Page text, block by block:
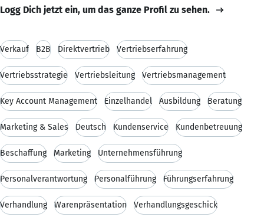
Logg Dich jetzt ein, um das ganze Profil zu sehen.
Verkauf B2B Direktvertrieb Vertriebserfahrung
Vertriebsstrategie Vertriebsleitung Vertriebsmanagement
Key Account Management Einzelhandel Ausbildung Beratung
Marketing & Sales Deutsch Kundenservice Kundenbetreuung
Beschaffung Marketing Unternehmensführung
Personalverantwortung Personalführung Führungserfahrung
Verhandlung Warenpräsentation Verhandlungsgeschick